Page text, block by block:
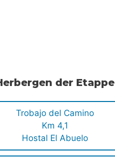
der Etappe
Trobajo del Camino
Km 4,1
Hostal El Abuelo